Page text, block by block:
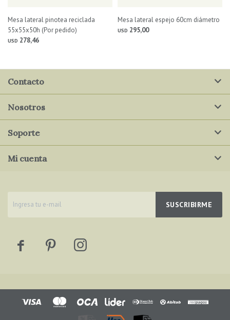
Mesa lateral pinotea reciclada
55x55x50h (Por pedido)
USD 278,46
Mesa lateral espejo 60cm diámetro
USD 295,00
SUSCRIBIRME
  
Contacto
Nosotros
Soporte
Mi cuenta